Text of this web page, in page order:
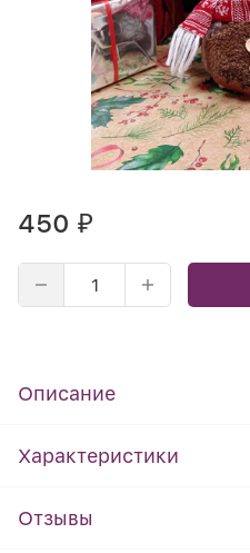
450 ₽
Описание
Характеристики
Отзывы